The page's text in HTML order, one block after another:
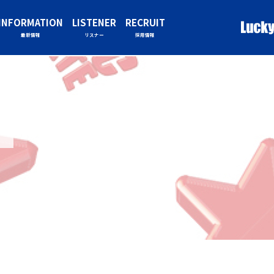
最新情報
LISTENER
リスナー
RECRUIT
採用情報